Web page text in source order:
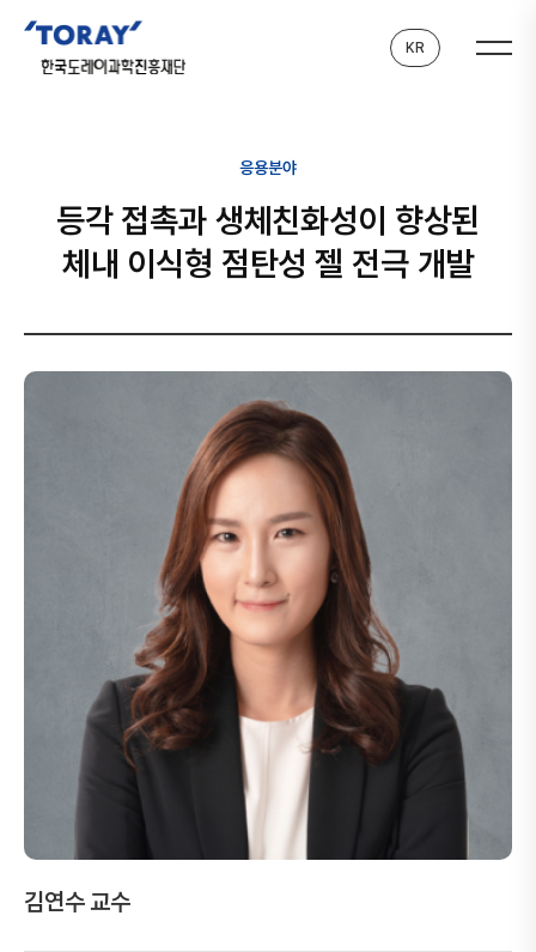
KR
응용분야
등각 접촉과 생체친화성이 향상된
체내 이식형 점탄성 젤 전극 개발
김연수 교수